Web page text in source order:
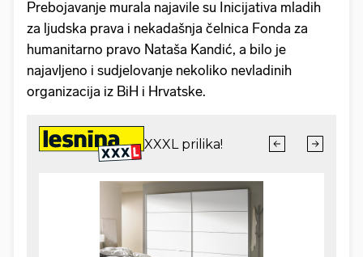
Prebojavanje murala najavile su Inicijativa mladih
za ljudska prava i nekadašnja čelnica Fonda za
humanitarno pravo Nataša Kandić, a bilo je
najavljeno i sudjelovanje nekoliko nevladinih
organizacija iz BiH i Hrvatske.